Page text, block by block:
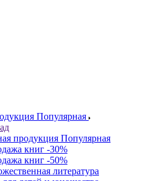
Популярная
продукция Популярная
книг -30%
книг -50%
литература